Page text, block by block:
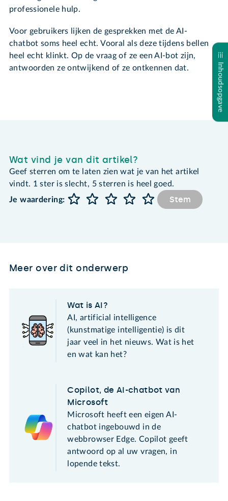
professionele hulp.
Voor gebruikers lijken de gesprekken met de AI-
chatbot soms heel echt. Vooral als deze tijdens bellen
heel echt klinkt. Op de vraag of ze een AI-bot zijn,
antwoorden ze ontwijkend of ze ontkennen dat.
Inhoudsopgave
Wat vind je van dit artikel?
Geef sterren om te laten zien wat je van het artikel
vindt. 1 ster is slecht, 5 sterren is heel goed.
Je waardering:
Stem
Meer over dit onderwerp
Wat is AI?
AI, artificial intelligence
(kunstmatige intelligentie) is dit
jaar veel in het nieuws. Wat is het
en wat kan het?
Copilot, de AI-chatbot van
Microsoft
Microsoft heeft een eigen AI-
chatbot ingebouwd in de
webbrowser Edge. Copilot geeft
antwoord op al uw vragen, in
lopende tekst.